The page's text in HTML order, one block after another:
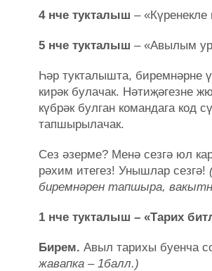
4 нче тукталыш –
5 нче тукталыш – «Авылым
Һәр тукталышта, биремнәрне
кирәк булачак. Нәтиҗәгезне
күбрәк булган командага код
тапшырылачак.
Сез әзерме? Менә сезгә юл
рәхим итегез! Унышлар сезгә!
биремнәрен тапшыра,
1 нче тукталыш – «Тарих
Бирем. Авыл тарихы буенча
жавапка – 1балл.)